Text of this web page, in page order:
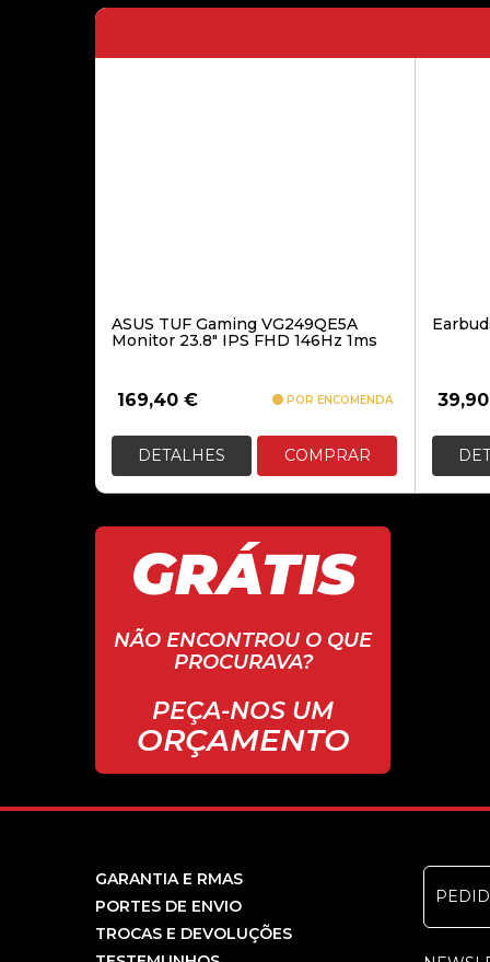
ASUS TUF Gaming VG249QE5A
Monitor 23.8″ IPS FHD 146Hz 1ms
169,40 € POR ENCOMENDA
DETALHES COMPRAR
39,90
GRÁTIS
NÃO ENCONTROU O QUE
PROCURAVA?
PEÇA-NOS UM
ORÇAMENTO
GARANTIA E RMAS
PORTES DE ENVIO
TROCAS E DEVOLUÇÕES